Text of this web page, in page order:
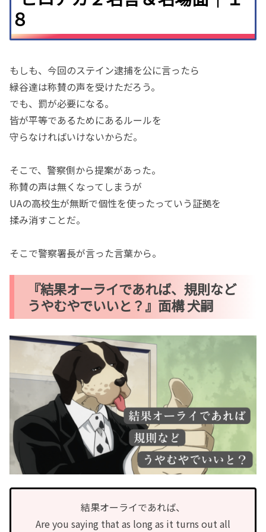
８
もしも、今回のステイン逮捕を公に言ったら
緑谷達は称賛の声を受けただろう。
でも、罰が必要になる。
皆が平等であるためにあるルールを
守らなければいけないからだ。
そこで、警察側から提案があった。
称賛の声は無くなってしまうが
UAの高校生が無断で個性を使ったっていう証拠を
揉み消すことだ。
そこで警察署長が言った言葉から。
『結果オーライであれば、規則など
うやむやでいいと？』面構 犬嗣
結果オーライであれば、
Are you saying that as long as it turns out all